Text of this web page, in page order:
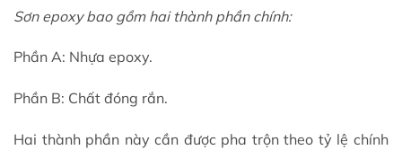
Sơn epoxy bao gồm hai thành phần chính:
Phần A: Nhựa epoxy.
Phần B: Chất đóng rắn.
Hai thành phần này cần được pha trộn theo tỷ lệ chính